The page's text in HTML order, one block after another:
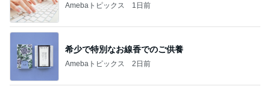
Amebaトピックス 1日前
希少で特別なお線香でのご供養
Amebaトピックス 2日前